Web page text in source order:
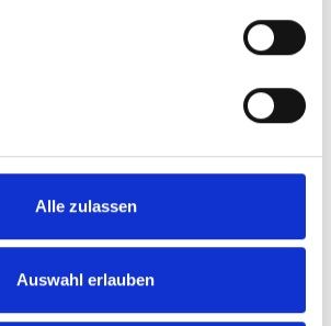
Alle zulassen
Auswahl erlauben
Vehicle